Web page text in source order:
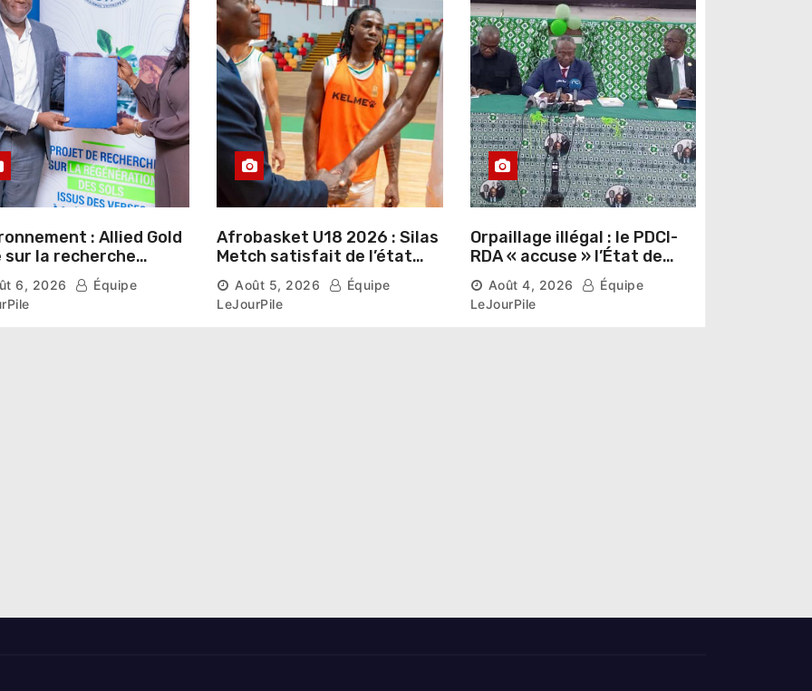
: Allied Gold
sur la recherche
pour restaurer
de ses sites miniers
6, 2026
Équipe
Afrobasket U18 2026 : Silas
Metch satisfait de l’état
des infrastructures et
ambitieux pour les
Éléphants
Août 5, 2026
Équipe
LeJourPile
Orpaillage illégal : le PDCI-
RDA « accuse » l’État de
laisser prospérer un «
désastre national »
Août 4, 2026
Équipe
LeJourPile